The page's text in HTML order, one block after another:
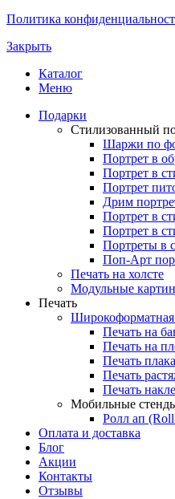
Политика
Закрыть
Каталог
Меню
Подарки
Стилизованный
Шаржи по
Портрет в
Портрет в
Портрет
Дрим
Портрет в
Портрет в
Портреты в
Поп-Арт
Печать на холсте
Модульные
Печать
Широкоформатная
Печать на
Печать на
Печать
Печать
Печать
Мобильные
Ролл ап
Оплата и доставка
Блог
Акции
Контакты
Отзывы